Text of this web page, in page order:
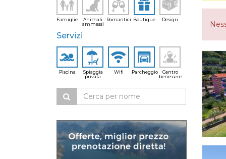
Famiglie
Animali
ammessi
Romantici Boutique Design
Servizi
Piscina
Spiaggia
privata
Wifi Parcheggio
Centro
benessere